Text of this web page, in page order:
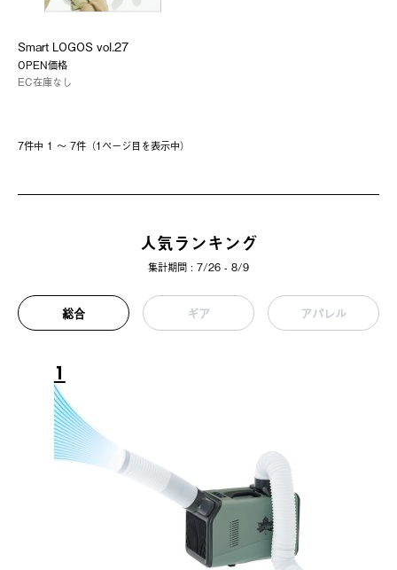
Smart LOGOS vol.27
OPEN価格
EC在庫なし
7件中 1 〜 7件（1ページ⽬を表⽰中）
人気ランキング
集計期間 : 7/26 - 8/9
総合 ギア アパレル
1